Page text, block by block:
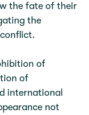
the fate of their
the
of
of
international
not